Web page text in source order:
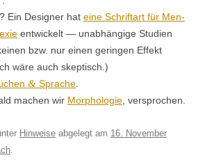
Ein Design­er hat eine Schrif­tart für Men­
entwick­elt — unab­hängige Stu­di­en
bzw. nur einen gerin­gen Effekt
wäre auch skeptisch.)
& Sprache
machen wir Mor­pholo­gie , ver­sprochen.
Hinweise abgelegt am 16. November